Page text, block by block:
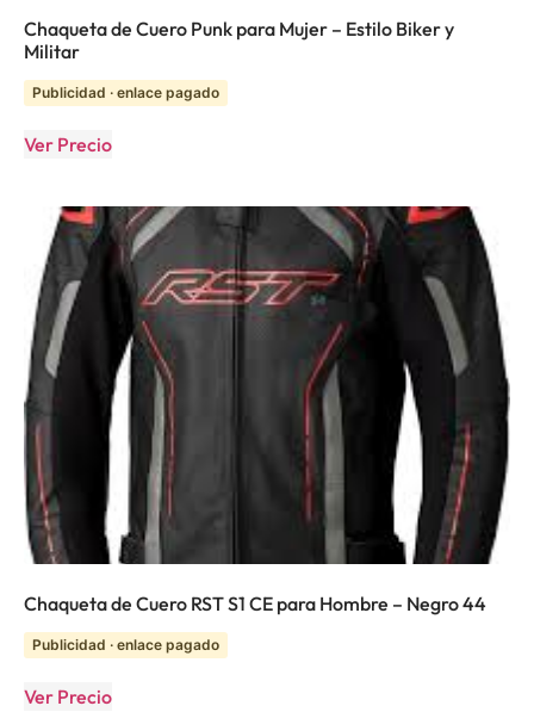
Chaqueta de Cuero Punk para Mujer – Estilo Biker y
Militar
Publicidad · enlace pagado
Ver Precio
Chaqueta de Cuero RST S1 CE para Hombre – Negro 44
Publicidad · enlace pagado
Ver Precio